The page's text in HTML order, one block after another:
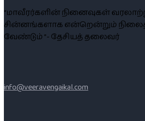
“மாவீரர்களின் நினைவுகள்
சின்னங்களாக என்றென்றும்
வேண்டும் ”- தேசியத் தலைவர்
info@veeravengaikal.com